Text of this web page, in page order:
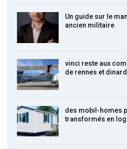
Un guide sur le
ancien militaire
vinci reste aux
de rennes et dinard
des mobil-homes
transformés en